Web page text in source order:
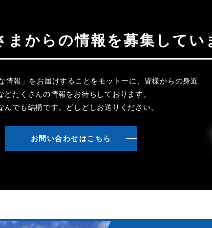
まからの情報を募集してい
情報」をお届けすることをモットーに、皆様からの身近
たくさんの情報をお待ちしております。
でも結構です。どしどしお送りください。
お問い合わせはこちら